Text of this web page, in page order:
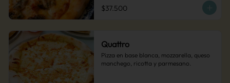
$37.500
Quattro
Pizza en base blanca, mozzarella, queso
manchego, ricotta y parmesano.